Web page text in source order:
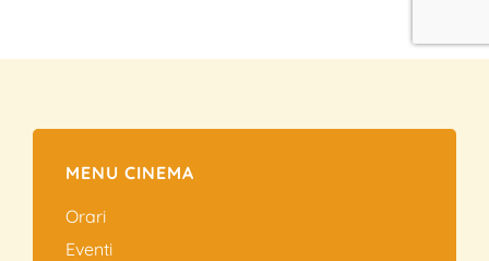
MENU CINEMA
Orari
Eventi